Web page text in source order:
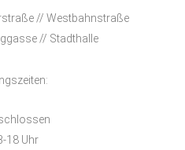
// Westbahnstraße
// Stadthalle
18 Uhr